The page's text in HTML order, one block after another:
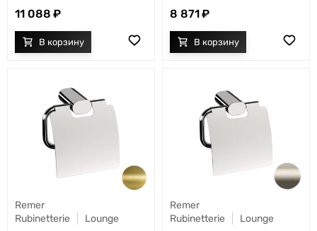
11 088 8 871
Remer
Rubinetterie
Lounge
Remer
Rubinetterie
Lounge